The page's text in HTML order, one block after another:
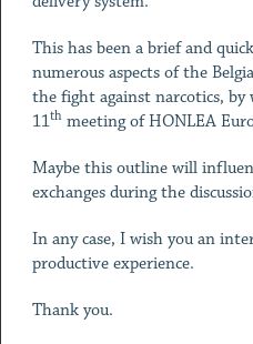
This has been a brief and
numerous aspects of the
the fight against narcotics,
11thmeeting of HONLEA
Maybe this outline will
exchanges during the
In any case, I wish you an
productive experience.
Thank you.